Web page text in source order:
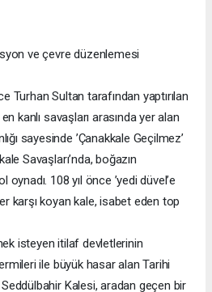
ve çevre düzenlemesi
Turhan Sultan tarafından yaptırılan
kanlı savaşları arasında yer alan
sayesinde ’Çanakkale Geçilmez’
Savaşları’nda, boğazın
108 yıl önce ’yedi düvel’e
karşı koyan kale, isabet eden top
isteyen itilaf devletlerinin
ile büyük hasar alan Tarihi
Seddülbahir Kalesi, aradan geçen bir